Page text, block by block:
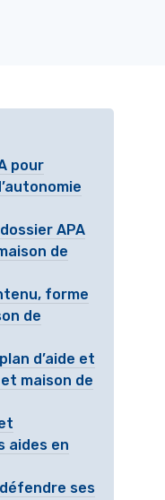
pour
APA
de
forme
de
d’aide et
maison de
aides en
ses